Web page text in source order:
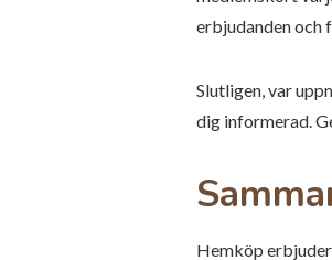
erbjudanden och
Slutligen, var
dig informerad.
Hemköp